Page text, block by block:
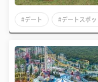
#デート #デートスポッ